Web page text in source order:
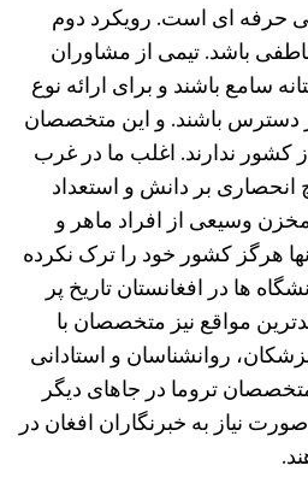
حرفه ای است. رویکرد دوم
باشد. تیمی از مشاوران
سامع باشند و برای ارائه نوع
دسترس باشند. و این متخصصان
کشور ندارند. اغلب ما در غرب
بر دانش و استعداد
مخزن وسیعی از افراد ماهر و
هرگز کشور خود را ترک نکرده
ها در افغانستان تاریخ پر
مواقع نیز متخصصان با
روانشناسان و استادانی
متخصصان تروما در جاهای دیگر
نیاز به خبرنگاران افغان در